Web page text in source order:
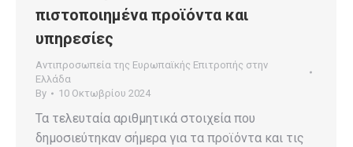
πιστοποιημένα προϊόντα και
υπηρεσίες
Αντιπροσωπεία της Ευρωπαϊκής Επιτροπής στην
Ελλάδα
By
10 Οκτωβρίου 2024
Τα τελευταία αριθμητικά στοιχεία που
δημοσιεύτηκαν σήμερα για τα προϊόντα και τις